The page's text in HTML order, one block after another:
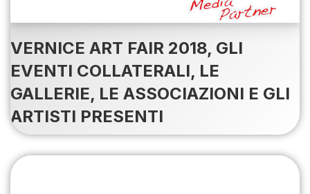
VERNICE ART FAIR 2018, GLI
EVENTI COLLATERALI, LE
GALLERIE, LE ASSOCIAZIONI E GLI
ARTISTI PRESENTI